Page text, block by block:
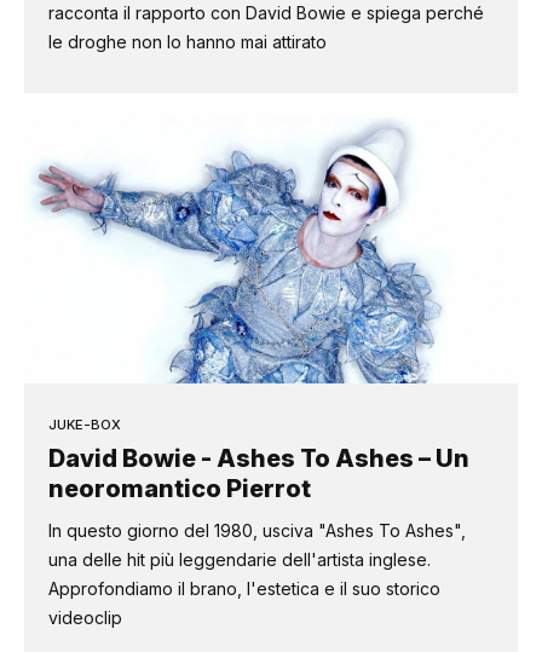
racconta il rapporto con David Bowie e spiega perché
le droghe non lo hanno mai attirato
JUKE-BOX
David Bowie - Ashes To Ashes – Un
neoromantico Pierrot
In questo giorno del 1980, usciva "Ashes To Ashes",
una delle hit più leggendarie dell'artista inglese.
Approfondiamo il brano, l'estetica e il suo storico
videoclip